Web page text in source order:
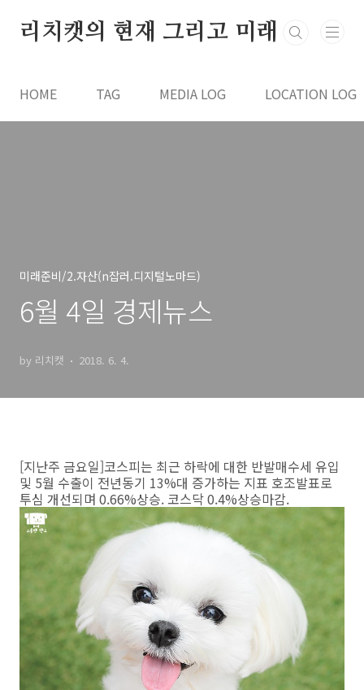
리치캣의 현재 그리고 미래
HOME TAG MEDIA LOG LOCATION LOG
미래준비/2.자산(n잡러.디지털노마드)
6월 4일 경제뉴스
by 리치캣 2018. 6. 4.
[지난주 금요일]코스피는 최근 하락에 대한 반발매수세 유입
및 5월 수출이 전년동기 13%대 증가하는 지표 호조발표로
투심 개선되며 0.66%상승. 코스닥 0.4%상승마감.